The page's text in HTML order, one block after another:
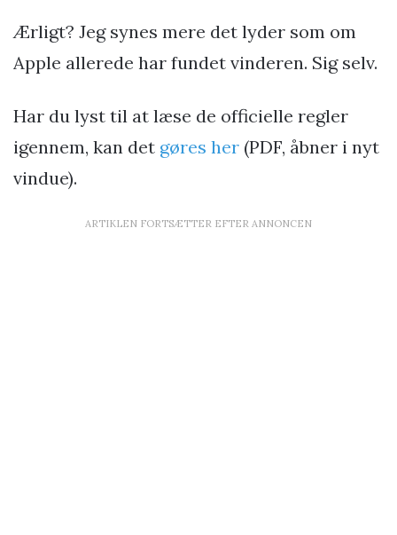
Ærligt? Jeg synes mere det lyder som om
Apple allerede har fundet vinderen. Sig selv.
Har du lyst til at læse de officielle regler
igennem, kan det gøres her (PDF, åbner i nyt
vindue).
ARTIKLEN FORTSÆTTER EFTER ANNONCEN